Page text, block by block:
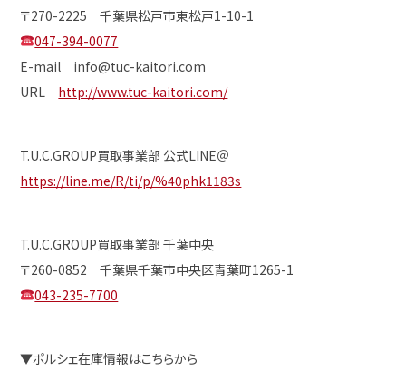
〒270-2225 千葉県松戸市東松戸1-10-1
047-394-0077
E-mail info@tuc-kaitori.com
URL http://www.tuc-kaitori.com/
T.U.C.GROUP買取事業部 公式LINE＠
https://line.me/R/ti/p/%40phk1183s
T.U.C.GROUP買取事業部 千葉中央
〒260-0852 千葉県千葉市中央区青葉町1265-1
043-235-7700
▼ポルシェ在庫情報はこちらから